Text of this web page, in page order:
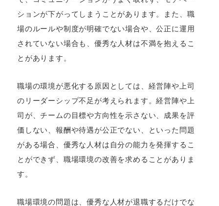
ションが下がってしまうことがあります。また、職
場のルールや制度が明確でない場合や、公正に運用
されていない場合も、優秀な人材は不満を抱えるこ
とがあります。
職場の環境が悪化する原因としては、経営陣や上司
のリーダーシップ不足が考えられます。経営陣や上
司が、チームの目標や方向性を示さない、成果を評
価しない、報酬や待遇が公正でない、といった問題
がある場合、優秀な人材は自分の能力を発揮するこ
とができず、職場環境の改善を求めることがありま
す。
職場環境の問題は、優秀な人材が退職するだけでな